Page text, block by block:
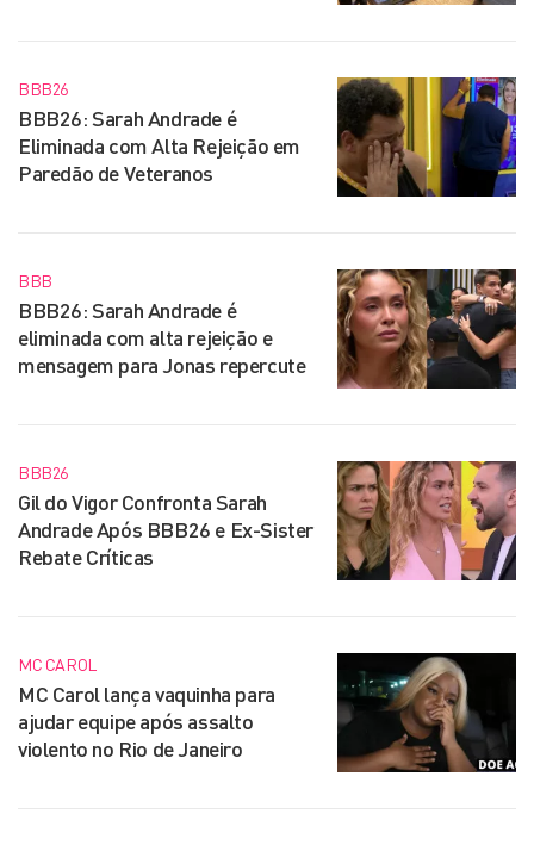
BBB26
BBB26: Sarah Andrade é
Eliminada com Alta Rejeição em
Paredão de Veteranos
BBB
BBB26: Sarah Andrade é
eliminada com alta rejeição e
mensagem para Jonas repercute
BBB26
Gil do Vigor Confronta Sarah
Andrade Após BBB26 e Ex-Sister
Rebate Críticas
MC CAROL
MC Carol lança vaquinha para
ajudar equipe após assalto
violento no Rio de Janeiro